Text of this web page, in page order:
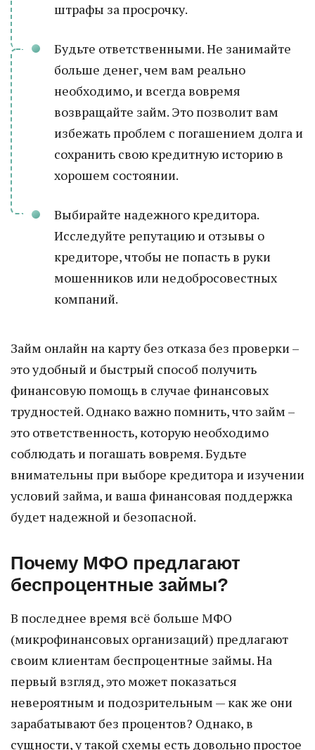
штрафы за просрочку.
Будьте ответственными. Не занимайте
больше денег, чем вам реально
необходимо, и всегда вовремя
возвращайте займ. Это позволит вам
избежать проблем с погашением долга и
сохранить свою кредитную историю в
хорошем состоянии.
Выбирайте надежного кредитора.
Исследуйте репутацию и отзывы о
кредиторе, чтобы не попасть в руки
мошенников или недобросовестных
компаний.
Займ онлайн на карту без отказа без проверки –
это удобный и быстрый способ получить
финансовую помощь в случае финансовых
трудностей. Однако важно помнить, что займ –
это ответственность, которую необходимо
соблюдать и погашать вовремя. Будьте
внимательны при выборе кредитора и изучении
условий займа, и ваша финансовая поддержка
будет надежной и безопасной.
Почему МФО предлагают
беспроцентные займы?
В последнее время всё больше МФО
(микрофинансовых организаций) предлагают
своим клиентам беспроцентные займы. На
первый взгляд, это может показаться
невероятным и подозрительным — как же они
зарабатывают без процентов? Однако, в
сущности, у такой схемы есть довольно простое